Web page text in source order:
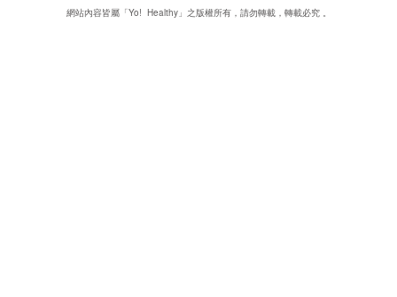
網站內容皆屬「Yo! Healthy」之版權所有，請勿轉載，轉載必究 。